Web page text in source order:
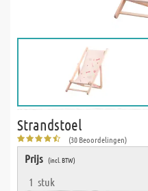
Strandstoel
(30 Beoordelingen)
Prijs (incl. BTW)
1 stuk